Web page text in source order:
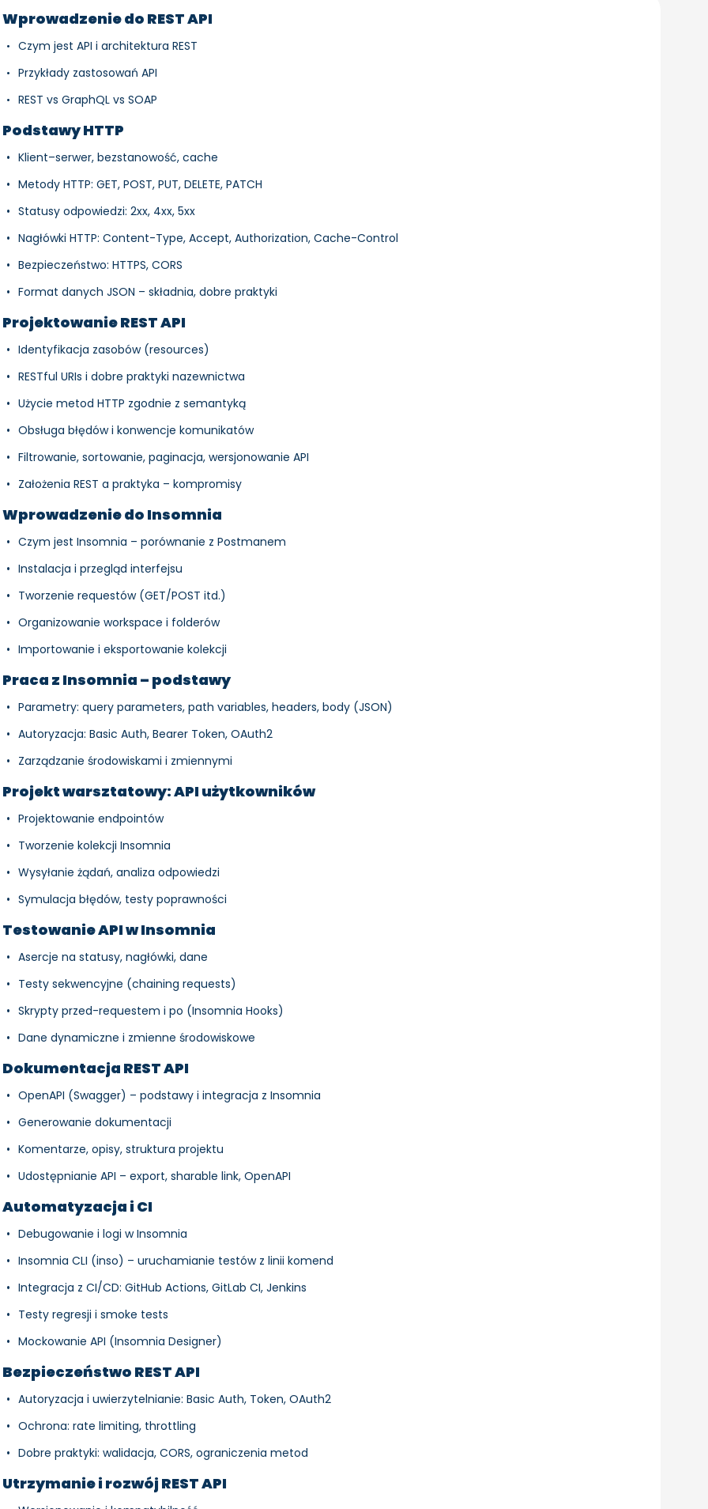
Wprowadzenie do REST API
Czym jest API i architektura REST
Przykłady zastosowań API
REST vs GraphQL vs SOAP
Podstawy HTTP
Klient–serwer, bezstanowość, cache
Metody HTTP: GET, POST, PUT, DELETE, PATCH
Statusy odpowiedzi: 2xx, 4xx, 5xx
Nagłówki HTTP: Content-Type, Accept, Authorization, Cache-Control
Bezpieczeństwo: HTTPS, CORS
Format danych JSON – składnia, dobre praktyki
Projektowanie REST API
Identyfikacja zasobów (resources)
RESTful URIs i dobre praktyki nazewnictwa
Użycie metod HTTP zgodnie z semantyką
Obsługa błędów i konwencje komunikatów
Filtrowanie, sortowanie, paginacja, wersjonowanie API
Założenia REST a praktyka – kompromisy
Wprowadzenie do Insomnia
Czym jest Insomnia – porównanie z Postmanem
Instalacja i przegląd interfejsu
Tworzenie requestów (GET/POST itd.)
Organizowanie workspace i folderów
Importowanie i eksportowanie kolekcji
Praca z Insomnia – podstawy
Parametry: query parameters, path variables, headers, body (JSON)
Autoryzacja: Basic Auth, Bearer Token, OAuth2
Zarządzanie środowiskami i zmiennymi
Projekt warsztatowy: API użytkowników
Projektowanie endpointów
Tworzenie kolekcji Insomnia
Wysyłanie żądań, analiza odpowiedzi
Symulacja błędów, testy poprawności
Testowanie API w Insomnia
Asercje na statusy, nagłówki, dane
Testy sekwencyjne (chaining requests)
Skrypty przed-requestem i po (Insomnia Hooks)
Dane dynamiczne i zmienne środowiskowe
Dokumentacja REST API
OpenAPI (Swagger) – podstawy i integracja z Insomnia
Generowanie dokumentacji
Komentarze, opisy, struktura projektu
Udostępnianie API – export, sharable link, OpenAPI
Automatyzacja i CI
Debugowanie i logi w Insomnia
Insomnia CLI (inso) – uruchamianie testów z linii komend
Integracja z CI/CD: GitHub Actions, GitLab CI, Jenkins
Testy regresji i smoke tests
Mockowanie API (Insomnia Designer)
Bezpieczeństwo REST API
Autoryzacja i uwierzytelnianie: Basic Auth, Token, OAuth2
Ochrona: rate limiting, throttling
Dobre praktyki: walidacja, CORS, ograniczenia metod
Utrzymanie i rozwój REST API